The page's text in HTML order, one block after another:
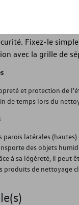
de transport
et garantit à la fois
Fixez-le
avec la grille de
et protection de
de temps lors du
parois latérales
des objets
à sa légèreté, il peut
produits de nettoyage